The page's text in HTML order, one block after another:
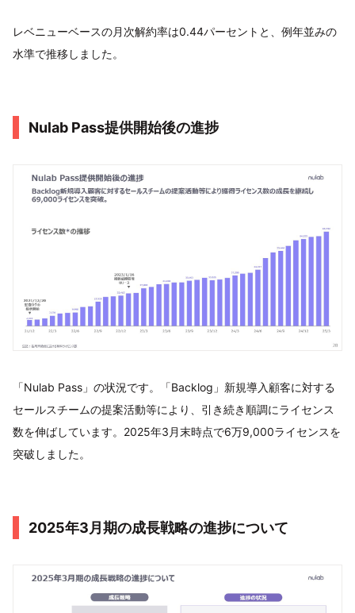
レベニューベースの月次解約率は0.44パーセントと、例年並みの
水準で推移しました。
Nulab Pass提供開始後の進捗
「Nulab Pass」の状況です。「Backlog」新規導入顧客に対する
セールスチームの提案活動等により、引き続き順調にライセンス
数を伸ばしています。2025年3月末時点で6万9,000ライセンスを
突破しました。
2025年3月期の成長戦略の進捗について